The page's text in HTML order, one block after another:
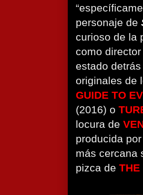
personaje de
curioso de la
como
estado
originales de
GUIDE TO
(2016) o
locura de
producida
más cercana
pizca de THE